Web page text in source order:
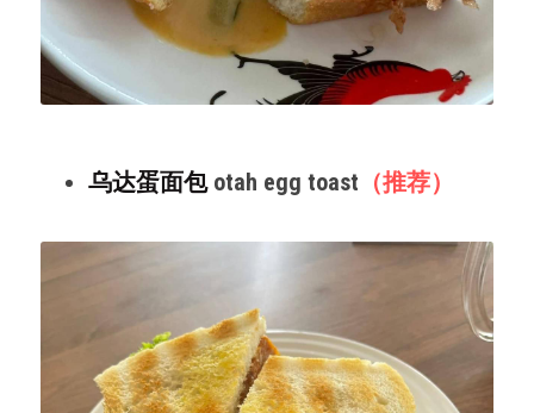
乌达蛋面包 otah egg toast （推荐）